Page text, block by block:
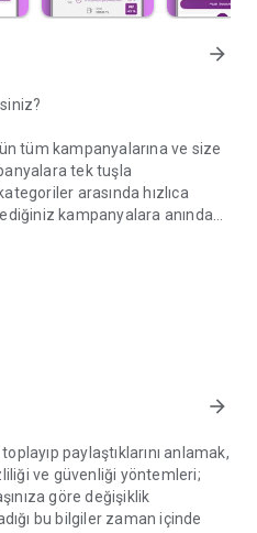
arrow_forward
tüm kampanyalarına ve size
tek tuşla
arasında hızlıca
kampanyalara anında
bulabilir, kampanya
ve elde ettiğiniz puan ile
kartlarınız, TLcard’larınız
görüntüleyebilir, harcadığınız
ile Öde özelliği sayesinde
ödeme yapabilirsiniz.
arrow_forward
paylaştıklarını anlamak,
ve güvenliği yöntemleri;
göre değişiklik
bu bilgiler zaman içinde